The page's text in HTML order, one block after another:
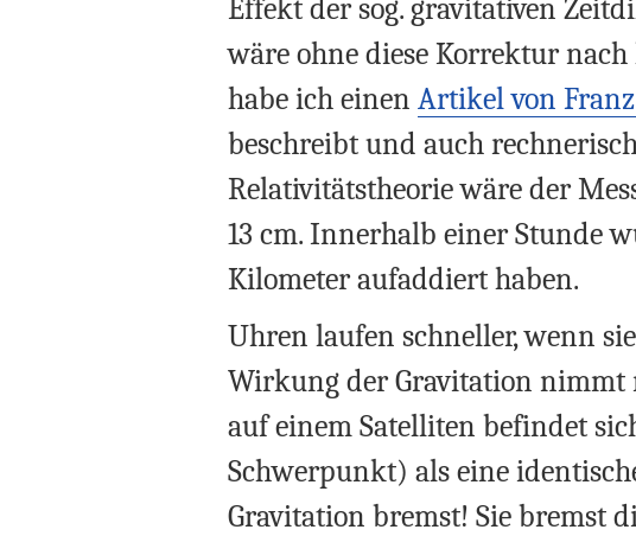
Effekt der sog. gravitativen
wäre ohne diese Korrektur
habe ich einen Artikel von
beschreibt und auch
Relativitätstheorie wäre der
13 cm. Innerhalb einer Stunde
Kilometer aufaddiert haben.
Uhren laufen schneller, wenn
Wirkung der Gravitation nimmt
auf einem Satelliten befindet
Schwerpunkt) als eine
Gravitation bremst! Sie bremst